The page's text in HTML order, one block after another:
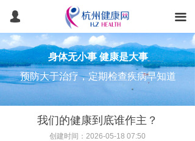
넙 끀
首页
健康常识
健康体检
健康管理
医美抗衰
身体无小事 健康是大事
预防大于治疗，定期检查疾病早知道
我们的健康到底谁作主？
创建时间： 2026-05-18 07:50